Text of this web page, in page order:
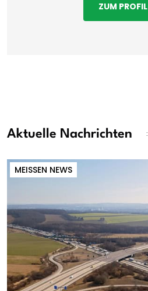
ZUM PROFIL
Aktuelle Nachrichten
MEISSEN NEWS